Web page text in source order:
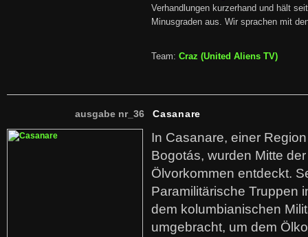
Verhandlungen kurzerhand und hält
Minusgraden aus. Wir sprachen mit
Team: Craz (United Aliens TV)
ausgabe nr_36 Casanare
In Casanare, einer
Bogotás, wurden Mitte
Ölvorkommen entdeckt.
Paramilitärische Truppen
dem kolumbianischen
umgebracht, um dem